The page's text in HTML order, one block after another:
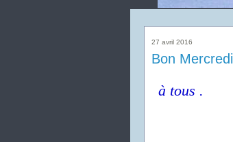
27 avril 2016
Bon Mercredi
à tous .